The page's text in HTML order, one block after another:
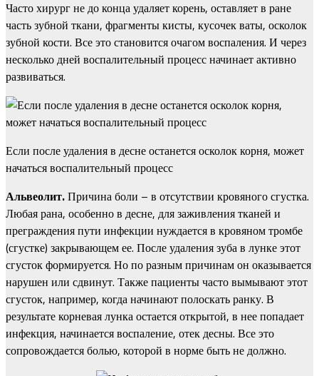
Часто хирург не до конца удаляет корень, оставляет в ране
часть зубной ткани, фрагменты кисты, кусочек ваты, осколок
зубной кости. Все это становится очагом воспаления. И через
несколько дней воспалительный процесс начинает активно
развиваться.
Если после удаления в десне останется осколок корня, может
начаться воспалительный процесс
Альвеолит.Причина боли – в отсутствии кровяного сгустка.
Любая рана, особенно в десне, для заживления тканей и
преграждения пути инфекции нуждается в кровяном тромбе
(сгустке) закрывающем ее. После удаления зуба в лунке этот
сгусток формируется. Но по разным причинам он оказывается
нарушен или сдвинут. Также пациенты часто вымывают этот
сгусток, например, когда начинают полоскать ранку. В
результате корневая лунка остается открытой, в нее попадает
инфекция, начинается воспаление, отек десны. Все это
сопровождается болью, которой в норме быть не должно.